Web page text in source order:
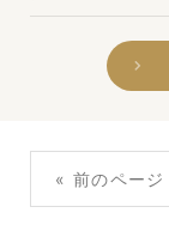
« 前のページ